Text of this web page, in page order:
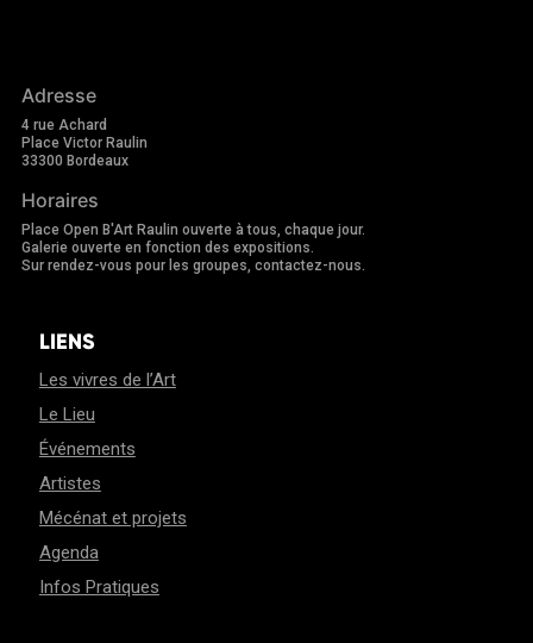
Adresse
4 rue Achard
Place Victor Raulin
33300 Bordeaux
Horaires
Place Open B'Art Raulin ouverte à tous, chaque jour.
Galerie ouverte en fonction des expositions.
Sur rendez-vous pour les groupes, contactez-nous.
LIENS
Les vivres de l’Art
Le Lieu
Événements
Artistes
Mécénat et projets
Agenda
Infos Pratiques